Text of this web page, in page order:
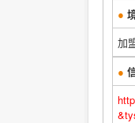
●
加
●